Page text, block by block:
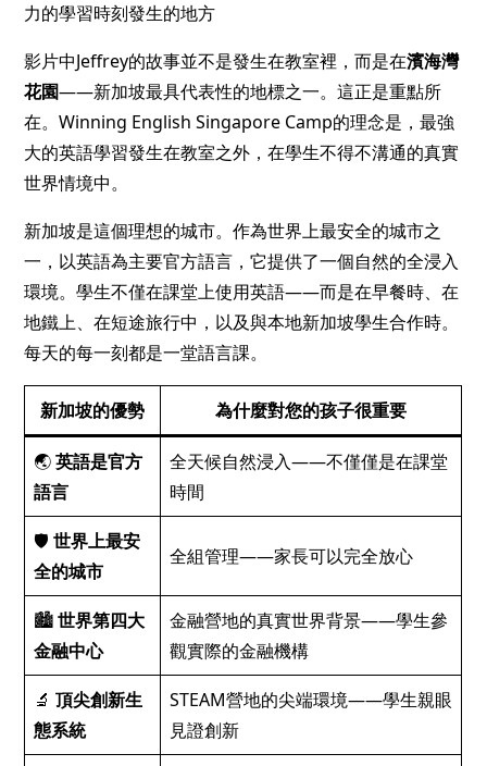
力的學習時刻發生的地方
影片中Jeffrey的故事並不是發生在教室裡，而是在濱海灣
花園——新加坡最具代表性的地標之一。這正是重點所
在。Winning English Singapore Camp的理念是，最強
大的英語學習發生在教室之外，在學生不得不溝通的真實
世界情境中。
新加坡是這個理想的城市。作為世界上最安全的城市之
一，以英語為主要官方語言，它提供了一個自然的全浸入
環境。學生不僅在課堂上使用英語——而是在早餐時、在
地鐵上、在短途旅行中，以及與本地新加坡學生合作時。
每天的每一刻都是一堂語言課。
新加坡的優勢 為什麼對您的孩子很重要
🌏英語是官方
語言
全天候自然浸入——不僅僅是在課堂
時間
🛡️世界上最安
全的城市
全組管理——家長可以完全放心
🏙️世界第四大
金融中心
金融營地的真實世界背景——學生參
觀實際的金融機構
🔬頂尖創新生
態系統
STEAM營地的尖端環境——學生親眼
見證創新